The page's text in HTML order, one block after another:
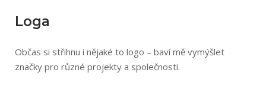
Loga
Občas si střihnu i nějaké to logo – baví mě vymýšlet
značky pro různé projekty a společnosti.